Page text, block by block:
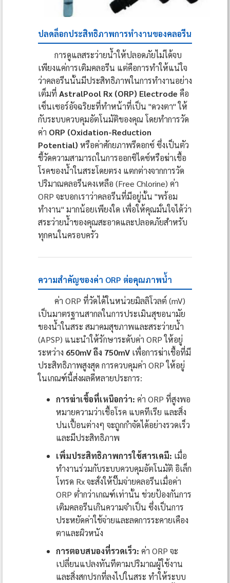
ปลดล็อกประสิทธิภาพการทำงานของคลอรีน
การดูแลสระว่ายน้ำให้ปลอดภัยไม่ได้จบ
เพียงแค่การเติมคลอรีน แต่คือการทำให้แน่ใจ
ว่าคลอรีนนั้นมีประสิทธิภาพในการทำงานอย่าง
เต็มที่ AstralPool Rx (ORP) Electrode คือ
เซ็นเซอร์อัจฉริยะที่ทำหน้าที่เป็น "ดวงตา" ให้
กับระบบควบคุมอัตโนมัติของคุณ โดยทำการวัด
ค่า ORP (Oxidation-Reduction
Potential) หรือค่าศักยภาพรีดอกซ์ ซึ่งเป็นตัว
ชี้วัดความสามารถในการออกซิไดซ์หรือฆ่าเชื้อ
โรคของน้ำในสระโดยตรง แตกต่างจากการวัด
ปริมาณคลอรีนคงเหลือ (Free Chlorine) ค่า
ORP จะบอกเราว่าคลอรีนที่มีอยู่นั้น "พร้อม
ทำงาน" มากน้อยเพียงใด เพื่อให้คุณมั่นใจได้ว่า
สระว่ายน้ำของคุณสะอาดและปลอดภัยสำหรับ
ทุกคนในครอบครัว
ความสำคัญของค่า ORP ต่อคุณภาพน้ำ
ค่า ORP ที่วัดได้ในหน่วยมิลลิโวลต์ (mV)
เป็นมาตรฐานสากลในการประเมินสุขอนามัย
ของน้ำในสระ สมาคมสุขภาพและสระว่ายน้ำ
(APSP) แนะนำให้รักษาระดับค่า ORP ให้อยู่
ระหว่าง 650mV ถึง 750mVเพื่อการฆ่าเชื้อที่มี
ประสิทธิภาพสูงสุด การควบคุมค่า ORP ให้อยู่
ในเกณฑ์นี้ส่งผลดีหลายประการ:
การฆ่าเชื้อที่เหนือกว่า: ค่า ORP ที่สูงพอ
หมายความว่าเชื้อโรค แบคทีเรีย และสิ่ง
ปนเปื้อนต่างๆ จะถูกกำจัดได้อย่างรวดเร็ว
และมีประสิทธิภาพ
เพิ่มประสิทธิภาพการใช้สารเคมี: เมื่อ
ทำงานร่วมกับระบบควบคุมอัตโนมัติ อิเล็ก
โทรด Rx จะสั่งให้ปั๊มจ่ายคลอรีนเมื่อค่า
ORP ต่ำกว่าเกณฑ์เท่านั้น ช่วยป้องกันการ
เติมคลอรีนเกินความจำเป็น ซึ่งเป็นการ
ประหยัดค่าใช้จ่ายและลดการระคายเคือง
ตาและผิวหนัง
การตอบสนองที่รวดเร็ว: ค่า ORP จะ
เปลี่ยนแปลงทันทีตามปริมาณผู้ใช้งาน
และสิ่งสกปรกที่ลงไปในสระ ทำให้ระบบ